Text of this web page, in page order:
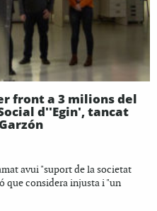
front a 3 milions del
d''Egin', tancat
avui "suport de la societat
que considera injusta i "un